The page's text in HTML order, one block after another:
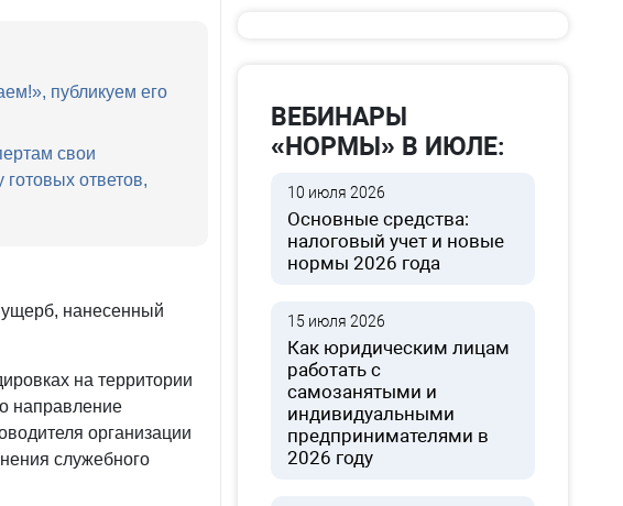
публикуем его
свои
ответов,
нанесенный
на территории
направление
организации
служебного
ВЕБИНАРЫ
«НОРМЫ» В ИЮЛЕ:
10 июля 2026
Основные средства:
налоговый учет и новые
нормы 2026 года
15 июля 2026
Как юридическим лицам
работать с
самозанятыми и
индивидуальными
предпринимателями в
2026 году